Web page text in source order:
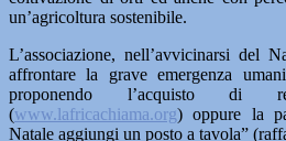
un’agricoltura sostenibile.
L’associazione, nell’avvicinarsi del
affrontare la grave emergenza
proponendo l’acquisto di
(www.lafricachiama.org) oppure la
Natale aggiungi un posto a tavola”